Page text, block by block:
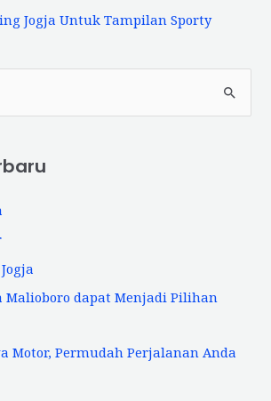
Jogja Untuk Tampilan Sporty
Malioboro dapat Menjadi Pilihan
Motor, Permudah Perjalanan Anda